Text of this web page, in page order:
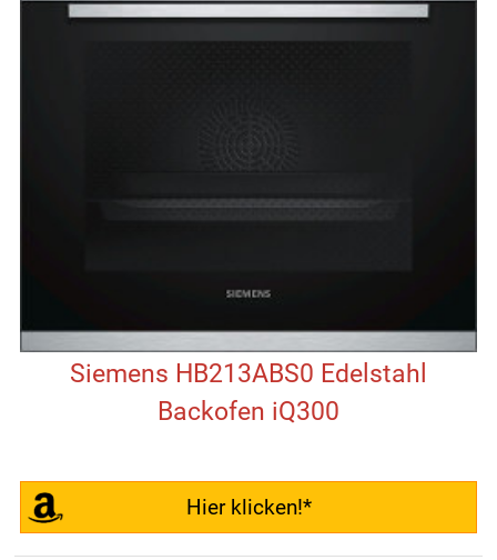
Siemens HB213ABS0 Edelstahl
Backofen iQ300
Hier klicken!*